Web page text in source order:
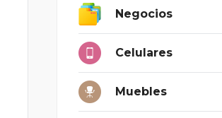
Negocios
Celulares
Muebles